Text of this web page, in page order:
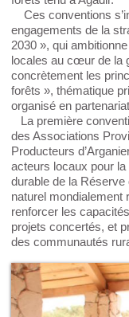
Ces conventions
engagements de la
2030 », qui
locales au cœur de la
concrètement les
forêts », thématique
organisé en
La première
des Associations
Producteurs
acteurs locaux pour
durable de la Réserve
naturel mondialement
renforcer les
projets concertés, et
des communautés